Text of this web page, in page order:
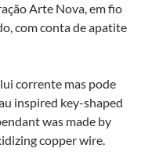
Arte Nova, em fio
com conta de apatite
corrente mas pode
inspired key-shaped
was made by
copper wire.